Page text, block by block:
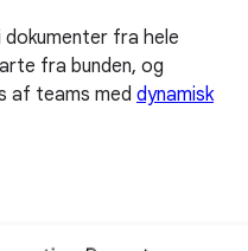
fra hele
fra bunden, og
af teams med dynamisk